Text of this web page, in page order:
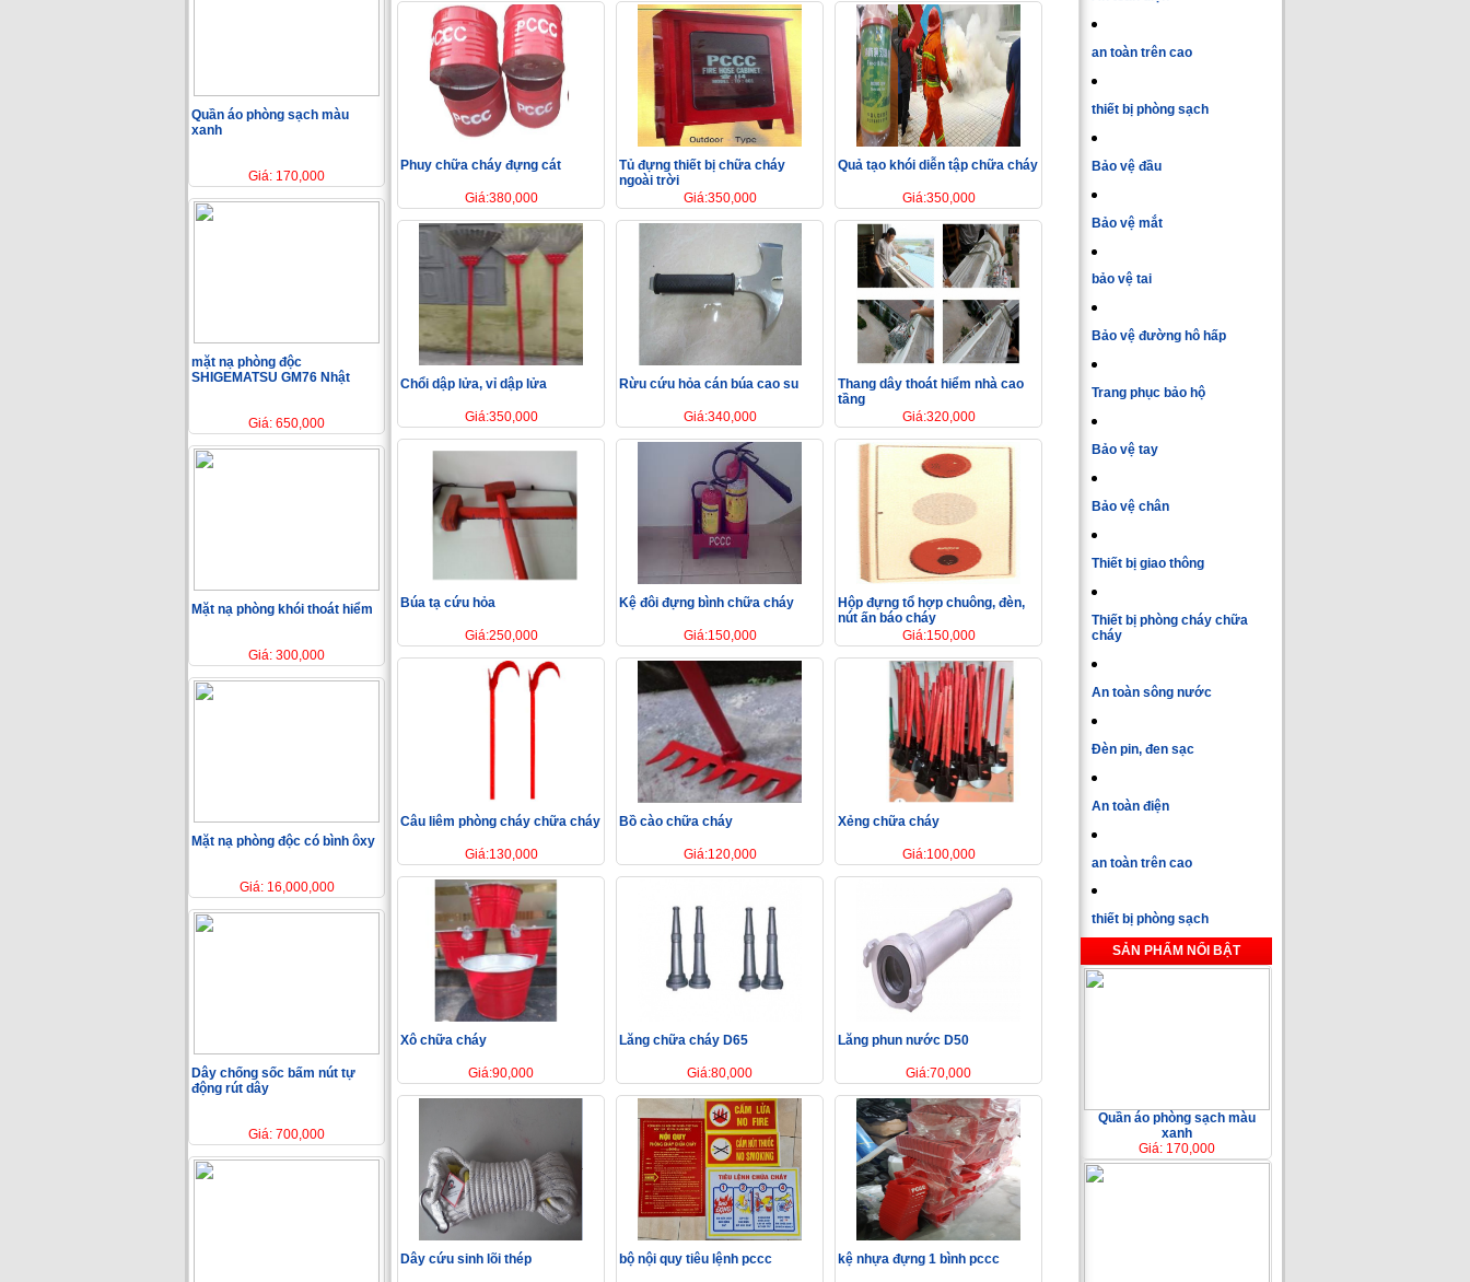
Quần áo phòng sạch màu
xanh
Giá: 170,000
mặt nạ phòng độc
SHIGEMATSU GM76 Nhật
Giá: 650,000
Mặt nạ phòng khói thoát hiểm
Giá: 300,000
Mặt nạ phòng độc có bình ôxy
Giá: 16,000,000
Dây chống sốc bấm nút tự
động rút dây
Giá: 700,000
Phuy chữa cháy đựng cát
Giá:380,000
Tủ đựng thiết bị chữa cháy
ngoài trời
Giá:350,000
Quả tạo khói diễn tập chữa cháy
Giá:350,000
Chổi dập lửa, vỉ dập lửa
Giá:350,000
Rừu cứu hỏa cán búa cao su
Giá:340,000
Thang dây thoát hiểm nhà cao
tầng
Giá:320,000
Búa tạ cứu hỏa
Giá:250,000
Kệ đôi đựng bình chữa cháy
Giá:150,000
Hộp đựng tổ hợp chuông, đèn,
nút ấn báo cháy
Giá:150,000
Câu liêm phòng cháy chữa cháy
Giá:130,000
Bồ cào chữa cháy
Giá:120,000
Xẻng chữa cháy
Giá:100,000
Xô chữa cháy
Giá:90,000
Lăng chữa cháy D65
Giá:80,000
Lăng phun nước D50
Giá:70,000
Dây cứu sinh lõi thép bộ nội quy tiêu lệnh pccc kệ nhựa đựng 1 bình pccc
an toàn trên cao
thiết bị phòng sạch
Bảo vệ đầu
Bảo vệ mắt
bảo vệ tai
Bảo vệ đường hô hấp
Trang phục bảo hộ
Bảo vệ tay
Bảo vệ chân
Thiết bị giao thông
Thiết bị phòng cháy chữa
cháy
An toàn sông nước
Đèn pin, đen sạc
An toàn điện
an toàn trên cao
thiết bị phòng sạch
SẢN PHẨM NỔI BẬT
Quần áo phòng sạch màu
xanh
Giá: 170,000